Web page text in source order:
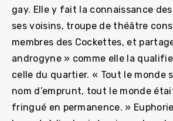
gay. Elle y fait la connaissance
ses voisins, troupe de théâtre
membres des Cockettes, et
androgyne » comme elle la
celle du quartier. « Tout le monde
nom d’emprunt, tout le monde
fringué en permanence. »